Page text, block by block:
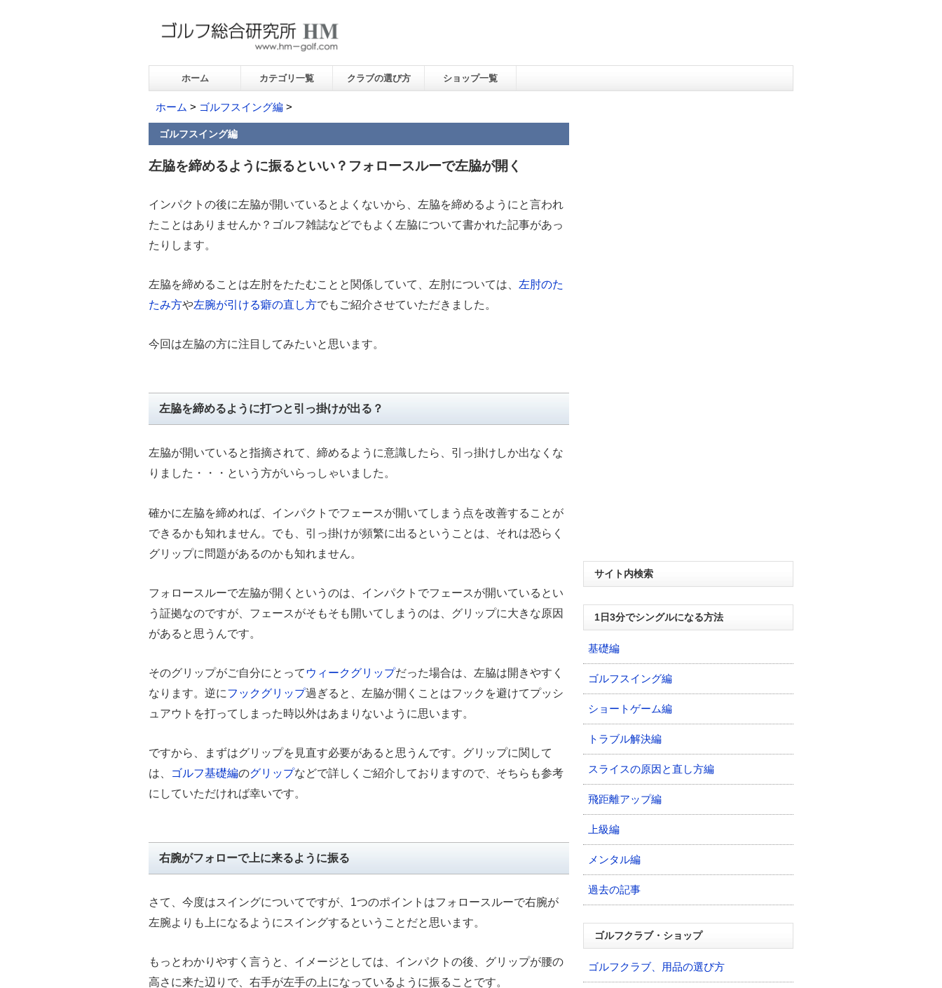
ホーム カテゴリ一覧 クラブの選び方 ショップ一覧
ホーム > ゴルフスイング編 >
ゴルフスイング編
左脇を締めるように振るといい？フォロースルーで左脇が開く
インパクトの後に左脇が開いているとよくないから、左脇を締めるようにと言われ
たことはありませんか？ゴルフ雑誌などでもよく左脇について書かれた記事があっ
たりします。
左脇を締めることは左肘をたたむことと関係していて、左肘については、 左肘のた
たみ方や左腕が引ける癖の直し方でもご紹介させていただきました。
今回は左脇の方に注目してみたいと思います。
左脇を締めるように打つと引っ掛けが出る？
左脇が開いていると指摘されて、締めるように意識したら、引っ掛けしか出なくな
りました・・・という方がいらっしゃいました。
確かに左脇を締めれば、インパクトでフェースが開いてしまう点を改善することが
できるかも知れません。でも、引っ掛けが頻繁に出るということは、それは恐らく
グリップに問題があるのかも知れません。
フォロースルーで左脇が開くというのは、インパクトでフェースが開いているとい
う証拠なのですが、フェースがそもそも開いてしまうのは、グリップに大きな原因
があると思うんです。
そのグリップがご自分にとって ウィークグリップだった場合は、左脇は開きやすく
なります。逆にフックグリップ過ぎると、左脇が開くことはフックを避けてプッシ
ュアウトを打ってしまった時以外はあまりないように思います。
ですから、まずはグリップを見直す必要があると思うんです。グリップに関して
は、
ゴルフ基礎編のグリップなどで詳しくご紹介しておりますので、そちらも参考
にしていただければ幸いです。
右腕がフォローで上に来るように振る
さて、今度はスイングについてですが、1つのポイントはフォロースルーで右腕が
左腕よりも上になるようにスイングするということだと思います。
もっとわかりやすく言うと、イメージとしては、インパクトの後、グリップが腰の
高さに来た辺りで、右手が左手の上になっているように振ることです。
サイト内検索
1日3分でシングルになる方法
基礎編
ゴルフスイング編
ショートゲーム編
トラブル解決編
スライスの原因と直し方編
飛距離アップ編
上級編
メンタル編
過去の記事
ゴルフクラブ・ショップ
ゴルフクラブ、用品の選び方